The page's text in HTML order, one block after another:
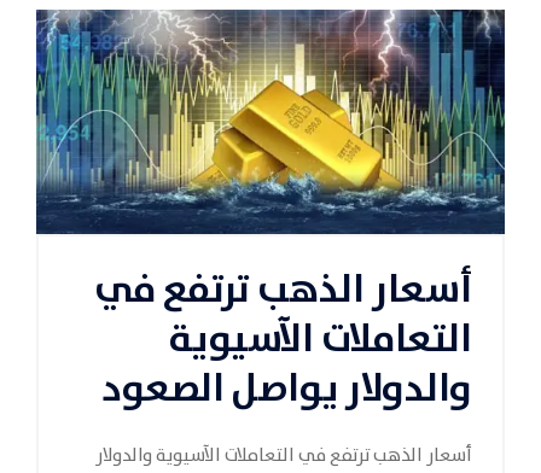
أسعار الذهب ترتفع في
التعاملات الآسيوية
والدولار يواصل الصعود
أسعار الذهب ترتفع في التعاملات الآسيوية والدولار